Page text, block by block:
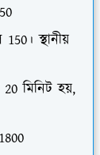
150। স্থানীয়
20 মিনিট হয়,